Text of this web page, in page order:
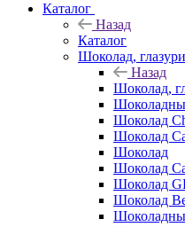
Каталог
Назад
Каталог
Шоколад,
Назад
Шоколад,
Шоколад
Шоколад
Шоколад
Шоколад
Шоколад
Шоколад